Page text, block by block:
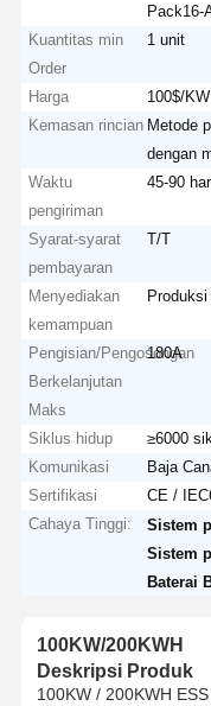
Pack16-
Kuantitas min
Order
1 unit
Harga
100$/
Kemasan rincian Metode
dengan
Waktu
pengiriman
45-90
Syarat-syarat
pembayaran
T/T
Menyediakan
kemampuan
Pengisian/Pengosongan
Berkelanjutan
Maks
180A
Siklus hidup
≥6000
Komunikasi
Baja
Sertifikasi
CE /
Cahaya Tinggi:
Sistem
Sistem
Baterai
100KW/200KWH
Deskripsi Produk
100KW / 200KWH